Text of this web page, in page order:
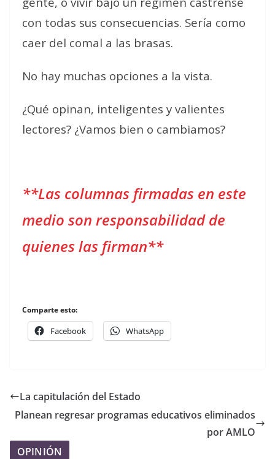
con todas sus consecuencias. Sería como
caer del comal a las brasas.
No hay muchas opciones a la vista.
¿Qué opinan, inteligentes y valientes
lectores? ¿Vamos bien o cambiamos?
**Las columnas firmadas en este
medio son responsabilidad de
quienes las firman**
Comparte esto:
Facebook WhatsApp
La capitulación del Estado
Planean regresar programas educativos eliminados
por AMLO
OPINIÓN